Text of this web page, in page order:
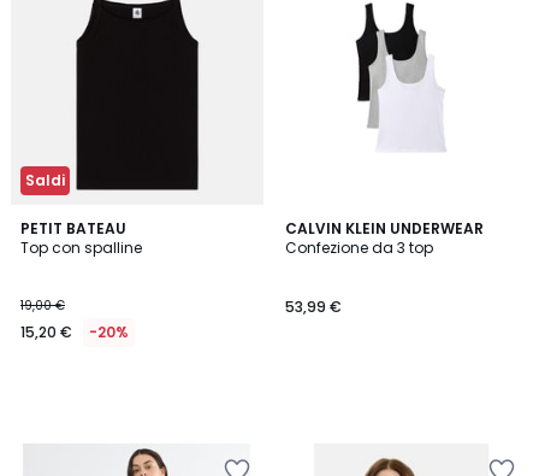
Saldi
PETIT BATEAU
Top con spalline
19,00 €
15,20 € -20%
CALVIN KLEIN UNDERWEAR
Confezione da 3 top
53,99 €